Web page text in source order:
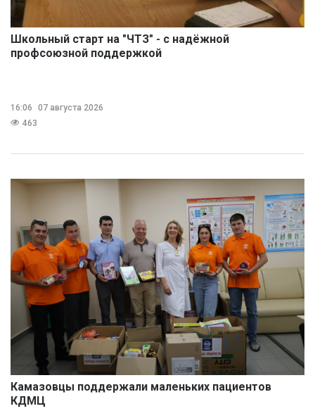
Школьный старт на "ЧТЗ" - с надёжной
профсоюзной поддержкой
16:06
07 августа 2026
463
Камазовцы поддержали маленьких пациентов
КДМЦ